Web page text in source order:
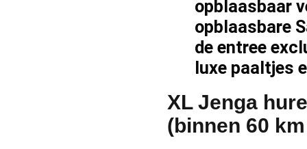
opblaasbaar
opblaasbare
de entree
luxe paaltjes
XL Jenga
(binnen 60